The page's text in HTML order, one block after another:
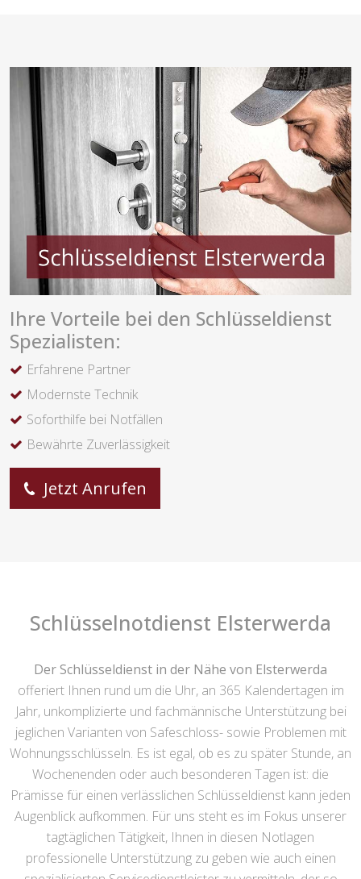
Ihre Vorteile bei den Schlüsseldienst
Spezialisten:
Erfahrene Partner
Modernste Technik
Soforthilfe bei Notfällen
Bewährte Zuverlässigkeit
Jetzt Anrufen
Schlüsselnotdienst Elsterwerda
Der Schlüsseldienst in der Nähe von Elsterwerda
offeriert Ihnen rund um die Uhr, an 365 Kalendertagen im
Jahr, unkomplizierte und fachmännische Unterstützung bei
jeglichen Varianten von Safeschloss- sowie Problemen mit
Wohnungsschlüsseln. Es ist egal, ob es zu später Stunde, an
Wochenenden oder auch besonderen Tagen ist: die
Prämisse für einen verlässlichen Schlüsseldienst kann jeden
Augenblick aufkommen. Für uns steht es im Fokus unserer
tagtäglichen Tätigkeit, Ihnen in diesen Notlagen
professionelle Unterstützung zu geben wie auch einen